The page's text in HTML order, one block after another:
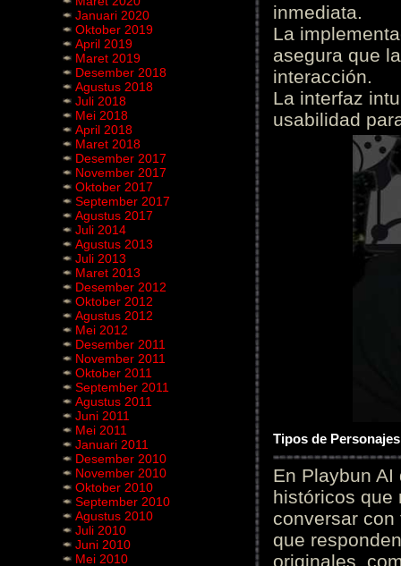
Januari 2020
Oktober 2019
April 2019
Maret 2019
Desember 2018
Agustus 2018
Juli 2018
Mei 2018
April 2018
Maret 2018
Desember 2017
November 2017
Oktober 2017
September 2017
Agustus 2017
Juli 2014
Agustus 2013
Juli 2013
Maret 2013
Desember 2012
Oktober 2012
Agustus 2012
Mei 2012
Desember 2011
November 2011
Oktober 2011
September 2011
Agustus 2011
Juni 2011
Mei 2011
Januari 2011
Desember 2010
November 2010
Oktober 2010
September 2010
Agustus 2010
Juli 2010
Juni 2010
Mei 2010
inmediata.
La
asegura que
interacción.
La interfaz
usabilidad
Tipos de
En Playbun
históricos que
conversar
que
originales,